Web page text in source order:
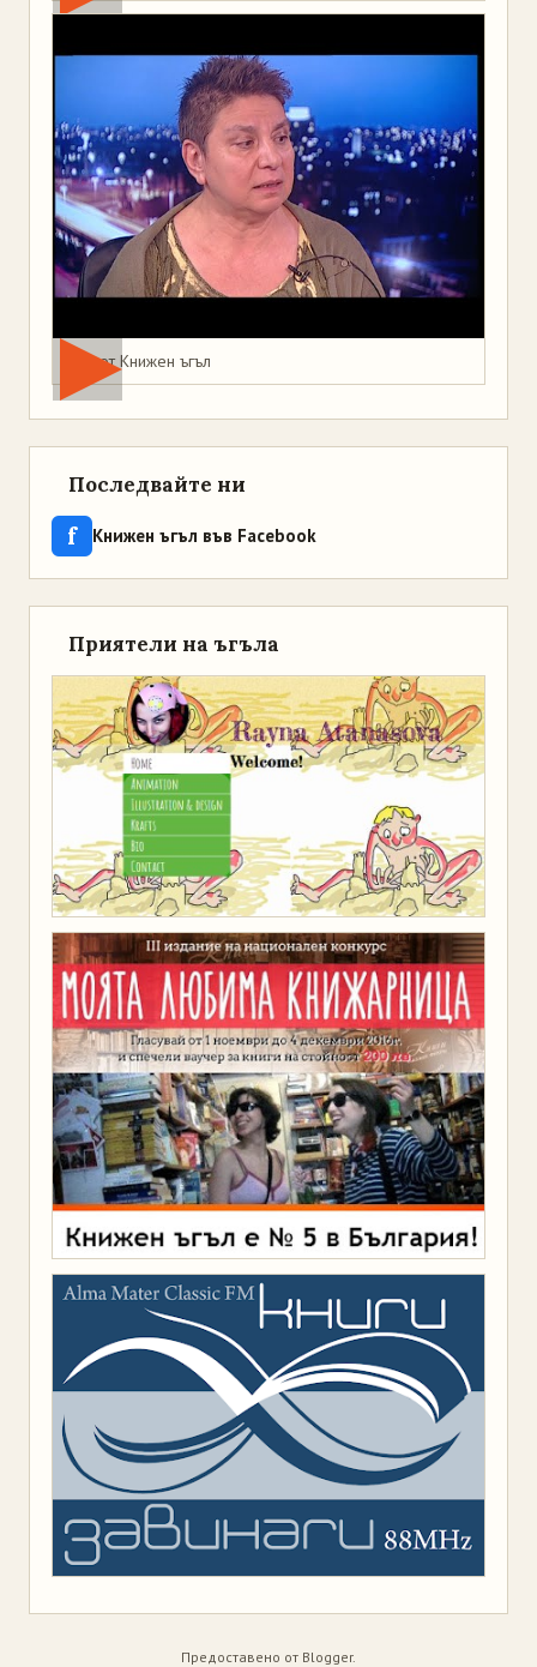
Мая от Книжен ъгъл
Последвайте ни
f Книжен ъгъл във Facebook
Приятели на ъгъла
Предоставено от Blogger.